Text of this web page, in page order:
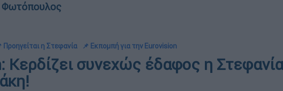
Φωτόπουλος
Προηγείται η Στεφανία 📌 Εκπομπή για την Eurovision
Κερδίζει συνεχώς έδαφος η Στεφανία